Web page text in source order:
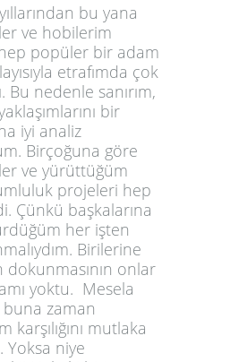
bu yana
ve hobilerim
popüler bir adam
etrafımda çok
Bu nedenle sanırım,
bir
iyi analiz
Birçoğuna göre
ve yürüttüğüm
projeleri hep
Çünkü başkalarına
her işten
Birilerine
dokunmasının onlar
yoktu. Mesela
buna zaman
karşılığını mutlaka
Yoksa niye